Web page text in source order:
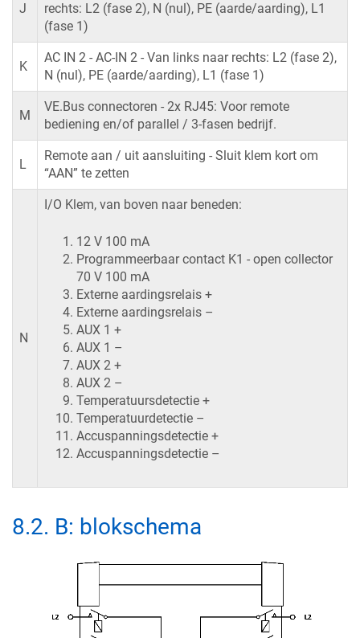
J
rechts: L2 (fase 2), N (nul), PE (aarde/aarding), L1
(fase 1)
K
AC IN 2 - AC-IN 2 - Van links naar rechts: L2 (fase 2),
N (nul), PE (aarde/aarding), L1 (fase 1)
M
VE.Bus connectoren - 2x RJ45: Voor remote
bediening en/of parallel / 3-fasen bedrijf.
L
Remote aan / uit aansluiting - Sluit klem kort om
“AAN” te zetten
N
I/O Klem, van boven naar beneden:
12 V 100 mA
Programmeerbaar contact K1 - open collector
70 V 100 mA
Externe aardingsrelais +
Externe aardingsrelais –
AUX 1 +
AUX 1 –
AUX 2 +
AUX 2 –
Temperatuursdetectie +
Temperatuurdetectie –
Accuspanningsdetectie +
Accuspanningsdetectie –
8.2. B: blokschema